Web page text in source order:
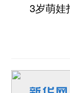
3岁萌娃